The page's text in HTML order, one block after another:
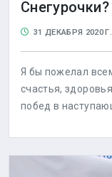
Снегурочки?
31 ДЕКАБРЯ 2020 Г.
Я бы пожелал
счастья,
побед в